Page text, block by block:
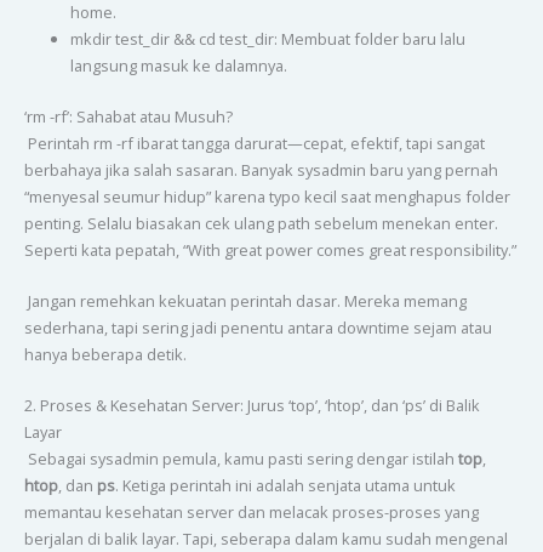
home.
mkdir test_dir && cd test_dir: Membuat folder baru lalu
langsung masuk ke dalamnya.
‘rm -rf’: Sahabat atau Musuh?
Perintah rm -rf ibarat tangga darurat—cepat, efektif, tapi sangat
berbahaya jika salah sasaran. Banyak sysadmin baru yang pernah
“menyesal seumur hidup” karena typo kecil saat menghapus folder
penting. Selalu biasakan cek ulang path sebelum menekan enter.
Seperti kata pepatah, “With great power comes great responsibility.”
Jangan remehkan kekuatan perintah dasar. Mereka memang
sederhana, tapi sering jadi penentu antara downtime sejam atau
hanya beberapa detik.
2. Proses & Kesehatan Server: Jurus ‘top’, ‘htop’, dan ‘ps’ di Balik
Layar
Sebagai sysadmin pemula, kamu pasti sering dengar istilah top,
htop, dan ps. Ketiga perintah ini adalah senjata utama untuk
memantau kesehatan server dan melacak proses-proses yang
berjalan di balik layar. Tapi, seberapa dalam kamu sudah mengenal